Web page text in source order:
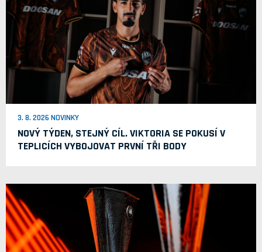
3. 8. 2026 NOVINKY
NOVÝ TÝDEN, STEJNÝ CÍL. VIKTORIA SE POKUSÍ V
TEPLICÍCH VYBOJOVAT PRVNÍ TŘI BODY